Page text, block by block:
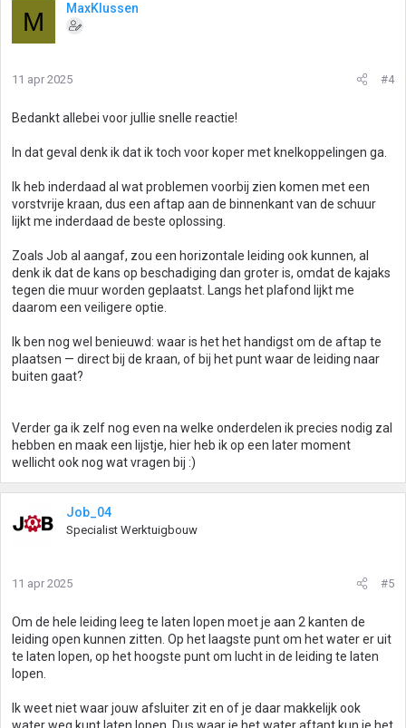
M MaxKlussen
11 apr 2025 #4
Bedankt allebei voor jullie snelle reactie!
In dat geval denk ik dat ik toch voor koper met knelkoppelingen ga.
Ik heb inderdaad al wat problemen voorbij zien komen met een
vorstvrije kraan, dus een aftap aan de binnenkant van de schuur
lijkt me inderdaad de beste oplossing.
Zoals Job al aangaf, zou een horizontale leiding ook kunnen, al
denk ik dat de kans op beschadiging dan groter is, omdat de kajaks
tegen die muur worden geplaatst. Langs het plafond lijkt me
daarom een veiligere optie.
Ik ben nog wel benieuwd: waar is het het handigst om de aftap te
plaatsen — direct bij de kraan, of bij het punt waar de leiding naar
buiten gaat?
Verder ga ik zelf nog even na welke onderdelen ik precies nodig zal
hebben en maak een lijstje, hier heb ik op een later moment
wellicht ook nog wat vragen bij :)
Job_04
Specialist Werktuigbouw
11 apr 2025 #5
Om de hele leiding leeg te laten lopen moet je aan 2 kanten de
leiding open kunnen zitten. Op het laagste punt om het water er uit
te laten lopen, op het hoogste punt om lucht in de leiding te laten
lopen.
Ik weet niet waar jouw afsluiter zit en of je daar makkelijk ook